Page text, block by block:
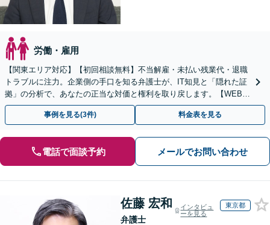
労働・雇用
【関東エリア対応】【初回相談無料】不当解雇・未払い残業代・退職
トラブルに注力。企業側の手口を知る弁護士が、IT知見と「隠れた証
拠」の分析で、あなたの正当な対価と権利を取り戻します。【WEB面
談可】
事例を見る(3件) 料金表を見る
電話で面談予約 メールでお問い合わせ
佐藤 宏和
弁護士
インタビュ
ーを見る
東京都